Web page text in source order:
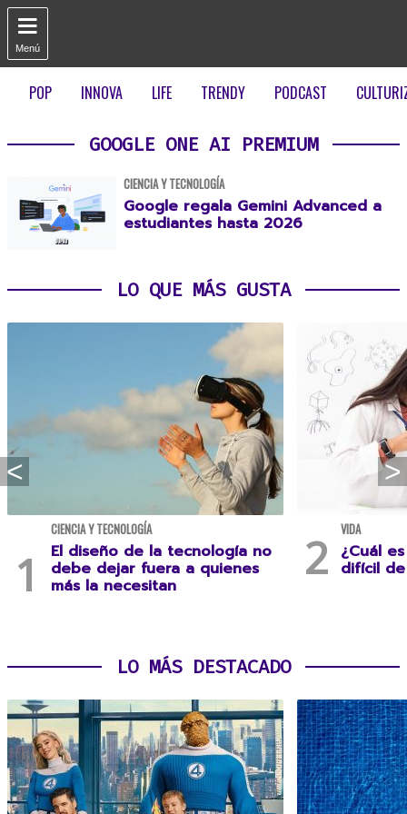

Menú
POP INNOVA LIFE TRENDY PODCAST
GOOGLE ONE AI PREMIUM
CIENCIA Y TECNOLOGÍA
Google regala Gemini Advanced a
estudiantes hasta 2026
LO QUE MÁS GUSTA
CIENCIA Y TECNOLOGÍA
El diseño de la tecnología no
debe dejar fuera a quienes
más la necesitan
VIDA
¿Cuál
difícil
LO MÁS DESTACADO